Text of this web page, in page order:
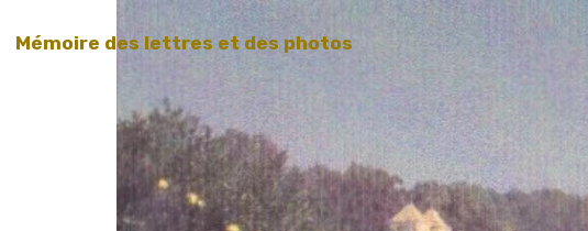
Mémoire des lettres et des photos